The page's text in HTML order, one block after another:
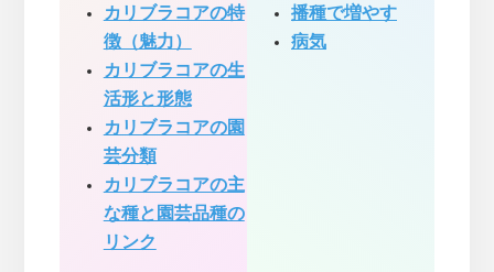
カリブラコアの特
徴（魅力）
カリブラコアの生
活形と形態
カリブラコアの園
芸分類
カリブラコアの主
な種と園芸品種の
リンク
播種で増やす
病気